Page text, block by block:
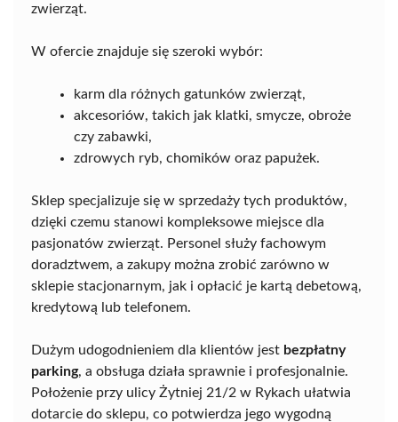
zwierząt.
W ofercie znajduje się szeroki wybór:
karm dla różnych gatunków zwierząt,
akcesoriów, takich jak klatki, smycze, obroże
czy zabawki,
zdrowych ryb, chomików oraz papużek.
Sklep specjalizuje się w sprzedaży tych produktów,
dzięki czemu stanowi kompleksowe miejsce dla
pasjonatów zwierząt. Personel służy fachowym
doradztwem, a zakupy można zrobić zarówno w
sklepie stacjonarnym, jak i opłacić je kartą debetową,
kredytową lub telefonem.
Dużym udogodnieniem dla klientów jest bezpłatny
parking, a obsługa działa sprawnie i profesjonalnie.
Położenie przy ulicy Żytniej 21/2 w Rykach ułatwia
dotarcie do sklepu, co potwierdza jego wygodną